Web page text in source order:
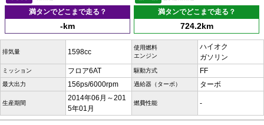
満タンでどこまで走る？
-km
満タンでどこまで走る？
724.2km
排気量 1598cc
使用燃料
エンジン
ハイオク
ガソリン
ミッション フロア6AT 駆動方式 FF
最大出力 156ps/6000rpm 過給器（ターボ） ターボ
生産期間
2014年06月～201
5年01月
燃費性能 -